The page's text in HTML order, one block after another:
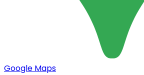
Google Maps